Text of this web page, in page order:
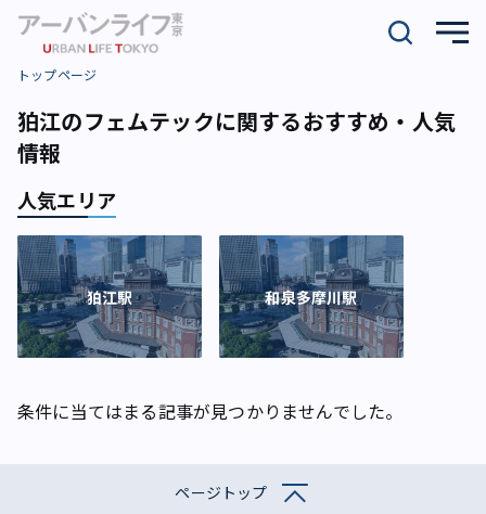
トップページ
狛江のフェムテックに関するおすすめ・人気
情報
人気エリア
狛江駅 和泉多摩川駅
条件に当てはまる記事が見つかりませんでした。
ページトップ